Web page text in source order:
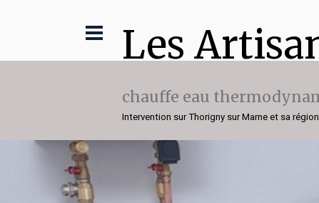
Les
chauffe eau
Intervention sur Thorigny sur Marne et sa région